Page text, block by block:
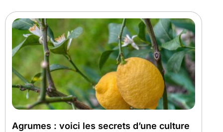
Agrumes : voici les secrets d’une culture